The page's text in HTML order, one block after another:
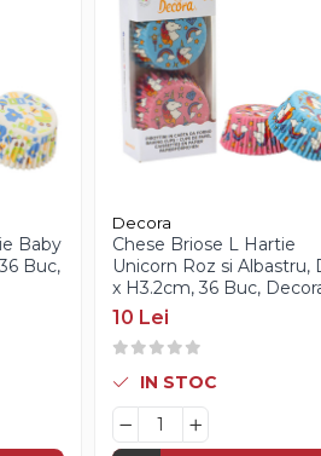
Baby
Buc,
Decora
Chese Briose L Hartie
Unicorn Roz si Albastru,
x H3.2cm, 36 Buc,
10 Lei
IN STOC